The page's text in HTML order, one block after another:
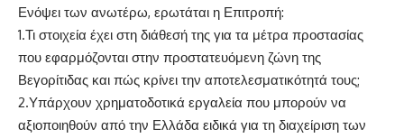
Ενόψει των ανωτέρω, ερωτάται η Επιτροπή:
1.​Τι στοιχεία έχει στη διάθεσή της για τα μέτρα προστασίας
που εφαρμόζονται στην προστατευόμενη ζώνη της
Βεγορίτιδας και πώς κρίνει την αποτελεσματικότητά τους;
2.​Υπάρχουν χρηματοδοτικά εργαλεία που μπορούν να
αξιοποιηθούν από την Ελλάδα ειδικά για τη διαχείριση των